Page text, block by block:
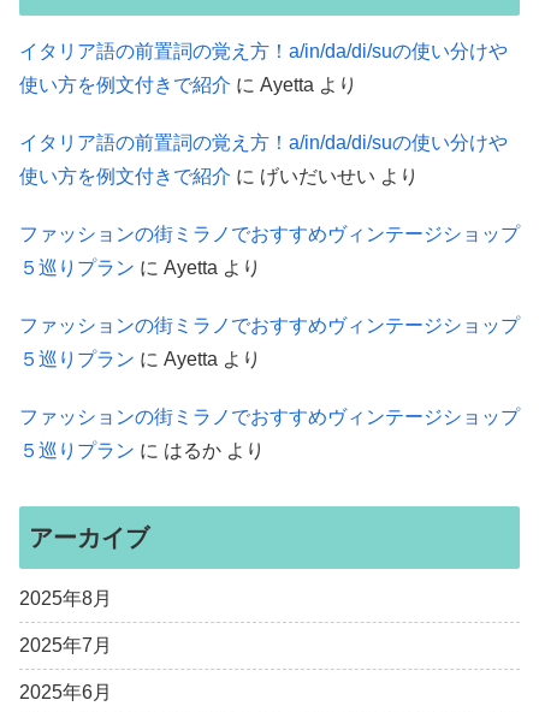
イタリア語の前置詞の覚え方！a/in/da/di/suの使い分けや
使い方を例文付きで紹介 に Ayetta より
イタリア語の前置詞の覚え方！a/in/da/di/suの使い分けや
使い方を例文付きで紹介 に げいだいせい より
ファッションの街ミラノでおすすめヴィンテージショップ
５巡りプラン に Ayetta より
ファッションの街ミラノでおすすめヴィンテージショップ
５巡りプラン に Ayetta より
ファッションの街ミラノでおすすめヴィンテージショップ
５巡りプラン に はるか より
アーカイブ
2025年8月
2025年7月
2025年6月